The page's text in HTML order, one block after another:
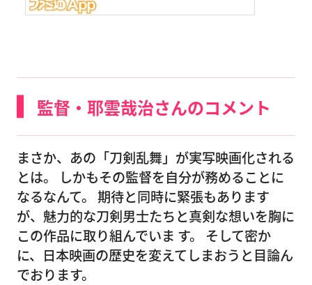
監督・耶雲哉治さんのコメント
まさか、あの「刀剣乱舞」が実写映画化される
とは。 しかもその監督を自分が務めることに
なるなんて。 期待と同時に緊張もあります
が、魅力的な刀剣男士たちと真剣な想いを胸に
この作品に取り組んでいま す。 そして密か
に、日本映画の歴史を変えてしまおうと目論ん
でおります。